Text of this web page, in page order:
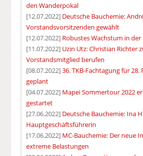
den Wanderpokal
[12.07.2022] Deutsche Bauchemie:
Vorstandsvorsitzenden gewählt
[12.07.2022] Robustes Wachstum in der
[11.07.2022] Uzin Utz: Christian Richter
Vorstandsmitglied berufen
[08.07.2022]36. TKB-Fachtagung für 28.
geplant
[04.07.2022] Mapei Sommertour 2022
gestartet
[27.06.2022] Deutsche Bauchemie: Ina
Hauptgeschäftsführerin
[17.06.2022] MC-Bauchemie: Der neue
extreme Belastungen